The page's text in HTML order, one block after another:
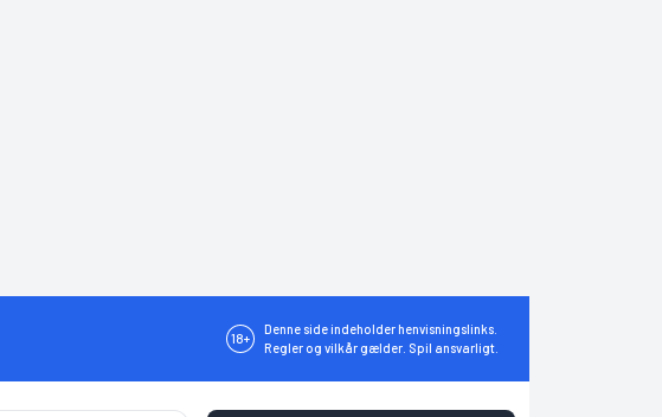
18+
Denne side indeholder henvisningslinks.
Regler og vilkår gælder. Spil ansvarligt.